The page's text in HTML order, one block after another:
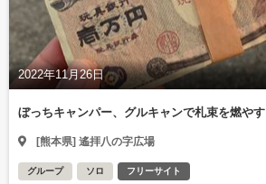
2022年11月26日
ぼっちキャンパー、グルキャンで札束を燃やす
[熊本県] 遙拝八の字広場
グループ ソロ フリーサイト